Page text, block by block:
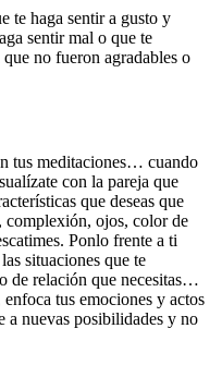
te haga sentir a gusto y
sentir mal o que te
no fueron agradables o
tus meditaciones… cuando
con la pareja que
que deseas que
complexión, ojos, color de
Ponlo frente a ti
situaciones que te
de relación que necesitas…
tus emociones y actos
a nuevas posibilidades y no